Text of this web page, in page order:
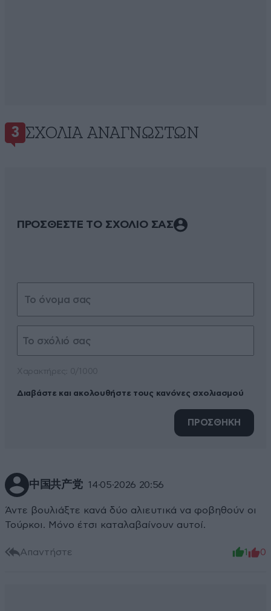
3 ΣΧΌΛΙΑ ΑΝΑΓΝΩΣΤΏΝ
ΠΡΟΣΘΕΣΤΕ ΤΟ ΣΧΟΛΙΟ ΣΑΣ
Διαβάστε και ακολουθήστε τους κανόνες σχολιασμού
ΠΡΟΣΘΗΚΗ
中国共产党 14·05·2026 20:56
Άντε βουλιάξτε κανά δύο αλιευτικά να φοβηθούν οι
Τούρκοι. Μόνο έτσι καταλαβαίνουν αυτοί.
Απαντήστε 1 0